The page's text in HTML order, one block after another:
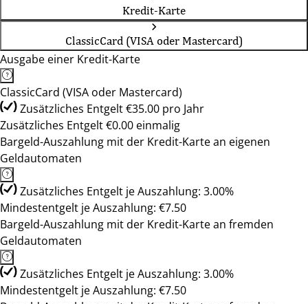
Kredit-Karte
ClassicCard (VISA oder Mastercard)
Ausgabe einer Kredit-Karte
ClassicCard (VISA oder Mastercard)
Zusätzliches Entgelt €35.00 pro Jahr
Zusätzliches Entgelt €0.00 einmalig
Bargeld-Auszahlung mit der Kredit-Karte an eigenen
Geldautomaten
Zusätzliches Entgelt je Auszahlung: 3.00%
Mindestentgelt je Auszahlung: €7.50
Bargeld-Auszahlung mit der Kredit-Karte an fremden
Geldautomaten
Zusätzliches Entgelt je Auszahlung: 3.00%
Mindestentgelt je Auszahlung: €7.50